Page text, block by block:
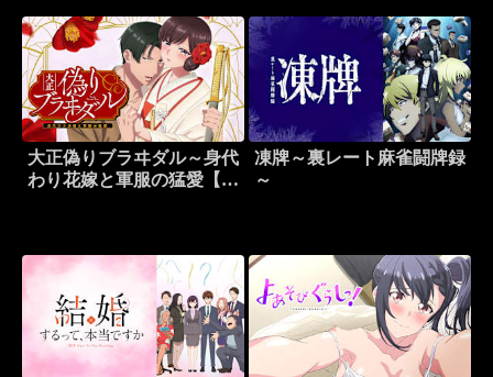
大正偽りブラヰダル～身代
わり花嫁と軍服の猛愛【オ
凍牌～裏レート麻雀闘牌録
～